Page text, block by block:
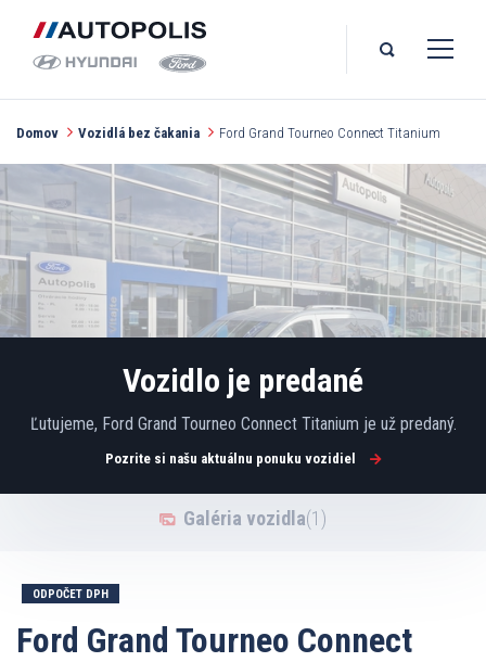
Domov Vozidlá bez čakania Ford Grand Tourneo Connect Titanium
Vozidlo je predané
Ľutujeme, Ford Grand Tourneo Connect Titanium je už predaný.
Pozrite si našu aktuálnu ponuku vozidiel
Galéria vozidla(1)
ODPOČET DPH
Ford Grand Tourneo Connect